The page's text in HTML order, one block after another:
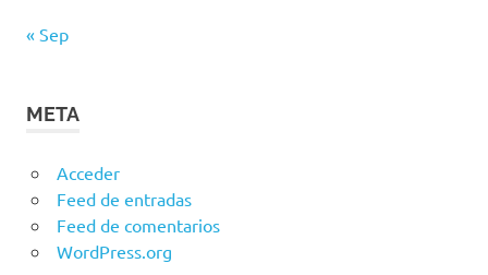
« Sep
META
Acceder
Feed de entradas
Feed de comentarios
WordPress.org